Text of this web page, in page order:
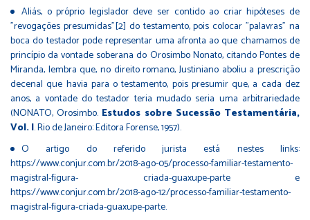
Aliás, o próprio legislador deve ser contido ao criar hipóteses de
"revogações presumidas"[2] do testamento, pois colocar "palavras" na
boca do testador pode representar uma afronta ao que chamamos de
princípio da vontade soberana do Orosimbo Nonato, citando Pontes de
Miranda, lembra que, no direito romano, Justiniano aboliu a prescrição
decenal que havia para o testamento, pois presumir que, a cada dez
anos, a vontade do testador teria mudado seria uma arbitrariedade
(NONATO, Orosimbo. Estudos sobre Sucessão Testamentária,
Vol. I. Rio de Janeiro: Editora Forense, 1957).
O artigo do referido jurista está nestes links:
https://www.conjur.com.br/2018-ago-05/processo-familiar-testamento-
magistral-ﬁgura- criada-guaxupe-parte e
https://www.conjur.com.br/2018-ago-12/processo-familiar-testamento-
magistral-ﬁgura-criada-guaxupe-parte.